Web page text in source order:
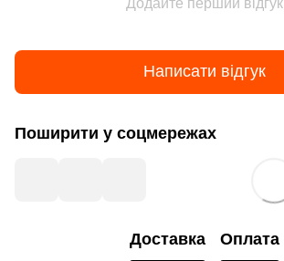
Написати відгук
Поширити у соцмережах
Доставка Оплата